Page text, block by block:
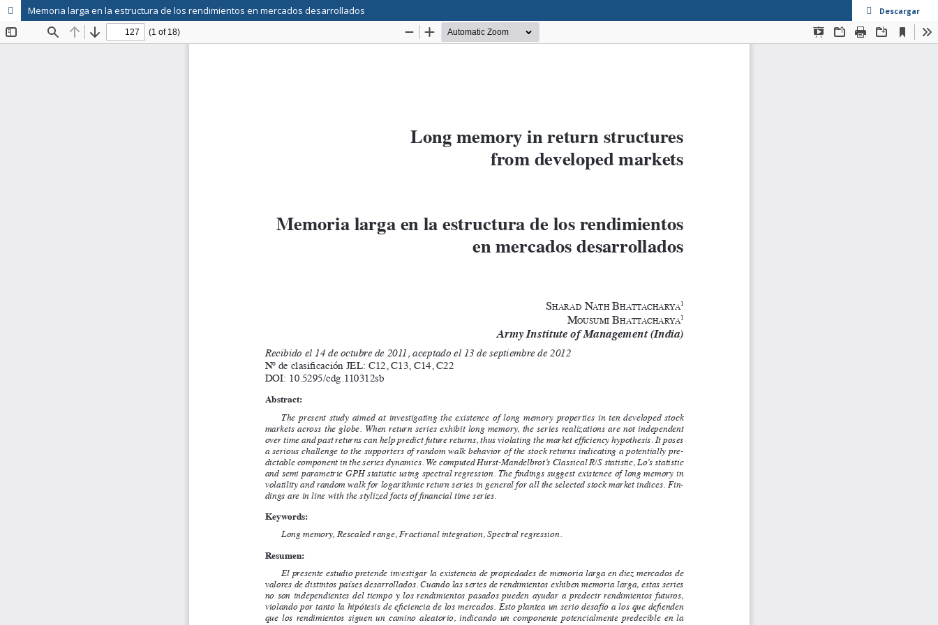
Memoria larga en la estructura de los rendimientos en mercados desarrollados Descargar